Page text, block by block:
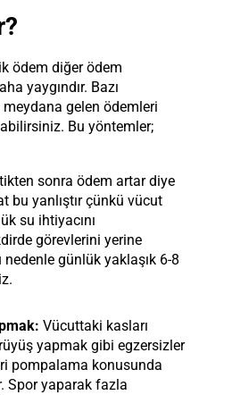
ödem diğer ödem
yaygındır. Bazı
gelen ödemleri
Bu yöntemler;
sonra ödem artar diye
bu yanlıştır çünkü vücut
su ihtiyacını
görevlerini yerine
günlük yaklaşık 6-8
Vücuttaki kasları
yapmak gibi egzersizler
pompalama konusunda
Spor yaparak fazla